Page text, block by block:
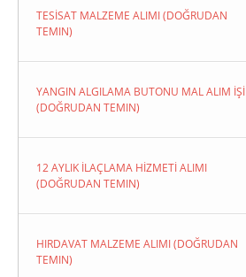
TESİSAT MALZEME ALIMI (DOĞRUDAN
TEMIN)
YANGIN ALGILAMA BUTONU MAL ALIM İŞİ
(DOĞRUDAN TEMIN)
12 AYLIK İLAÇLAMA HİZMETİ ALIMI
(DOĞRUDAN TEMIN)
HIRDAVAT MALZEME ALIMI (DOĞRUDAN
TEMIN)